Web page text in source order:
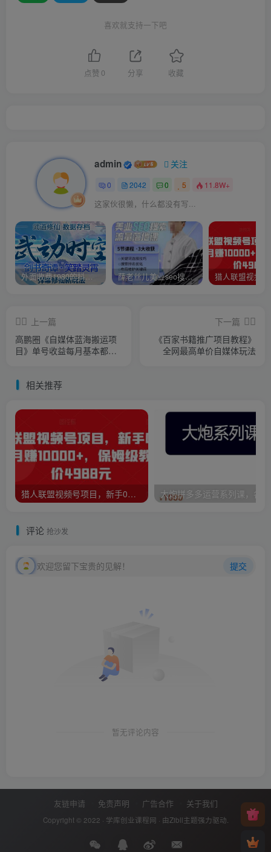
喜欢就支持一下吧
点赞 0 分享 收藏
admin 关注
0 2042 0 5 11.8W+
这家伙很懒，什么都没有写...
外面收费1980的抖音武动时空直播项目，无需真人出镜，实时互动直播【软件+详细教程】 薛老丝儿美业seo搜索流量落地课，一周暴涨20w粉丝，全干货讲解
上一篇
高鹏圈《自媒体蓝海搬运项
目》单号收益每月基本都可
下一篇
《百家书籍推广项目教程》
全网最高单价自媒体玩法
相关推荐
猎人联盟视频号项目，新手0基础轻松月赚10000+，保姆级教程原价4988元
评论 抢沙发
欢迎您留下宝贵的见解！ 提交
暂无评论内容
友链申请 免责声明 广告合作 关于我们
Copyright © 2022 · 学库创业课程网 · 由Zibll主题强力驱动.